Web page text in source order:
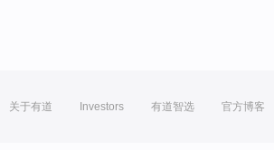
关于有道 Investors 有道智选 官方博客